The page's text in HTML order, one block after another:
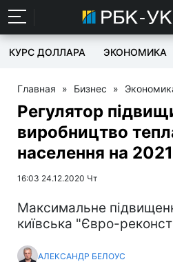
КУРС ДОЛЛАРА ЭКОНОМИКА
Главная » Бизнес »
Регулятор
виробництво
населення на
16:03 24.12.2020 Чт
Максимальне
київська "Євро-
АЛЕКСАНДР БЕЛОУС